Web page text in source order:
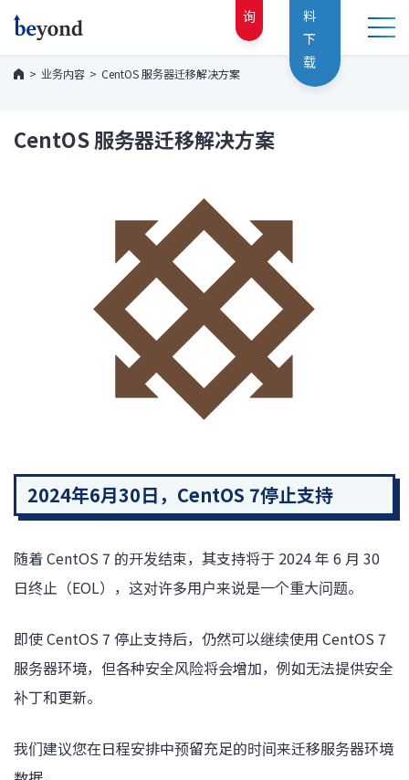
询
料
下
载
业务内容 CentOS 服务器迁移解决方案
CentOS 服务器迁移解决方案
2024年6月30日，CentOS 7停止支持
随着 CentOS 7 的开发结束，其支持将于 2024 年 6 月 30
日终止（EOL），这对许多用户来说是一个重大问题。
即使 CentOS 7 停止支持后，仍然可以继续使用 CentOS 7
服务器环境，但各种安全风险将会增加，例如无法提供安全
补丁和更新。
我们建议您在日程安排中预留充足的时间来迁移服务器环境